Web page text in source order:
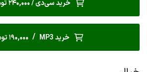
خرید سی‌دی / 240,000 تومان
خرید MP3 / 190,000 تومان